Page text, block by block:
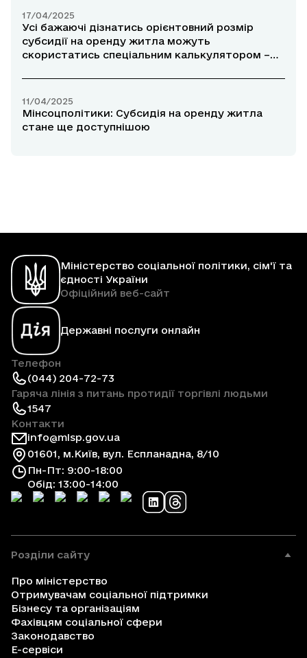
17/04/2025
Усі бажаючі дізнатись орієнтовний розмір
субсидії на оренду житла можуть
скористатись спеціальним калькулятором –
11/04/2025
Мінсоцполітики: Субсидія на оренду житла
стане ще доступнішою
Міністерство соціальної політики, сім'ї та
єдності України
Офіційний веб-сайт
Державні послуги онлайн
Телефон
(044) 204-72-73
Гаряча лінія з питань протидії торгівлі людьми
1547
Контакти
info@mlsp.gov.ua
01601, м.Київ, вул. Еспланадна, 8/10
Пн-Пт: 9:00-18:00
Обід: 13:00-14:00
Розділи сайту
Про міністерство
Отримувачам соціальної підтримки
Бізнесу та організаціям
Фахівцям соціальної сфери
Законодавство
Е-сервіси